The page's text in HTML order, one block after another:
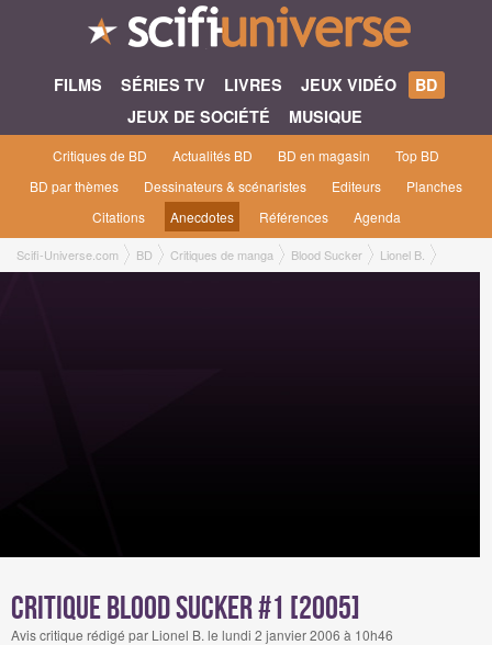
FILMS SÉRIES TV LIVRES JEUX VIDÉO
BD
JEUX DE SOCIÉTÉ
MUSIQUE
Critiques de BD Actualités BD BD en magasin
Top BD
BD par thèmes
Dessinateurs & scénaristes Editeurs
Planches
Citations
Anecdotes Références Agenda
Scifi-Universe.com BD Critiques de manga Blood Sucker Lionel B.
Critique Blood Sucker #1 [2005]
Avis critique rédigé par Lionel B. le lundi 2 janvier 2006 à 10h46